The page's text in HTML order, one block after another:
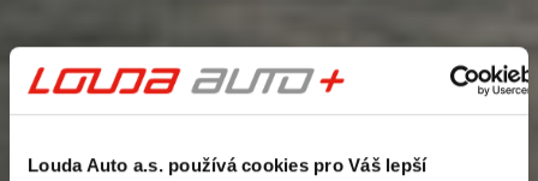
Louda Auto a.s. používá cookies pro Váš lepší